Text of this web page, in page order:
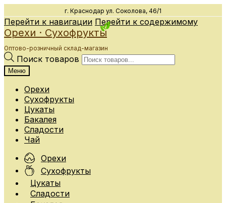
г. Краснодар ул. Соколова, 46/1
Перейти к навигации Перейти к содержимому
Орехи · Сухофрукты
Оптово-розничный склад-магазин
Поиск товаров
Меню
Орехи
Сухофрукты
Цукаты
Бакалея
Сладости
Чай
Орехи
Сухофрукты
Цукаты
Сладости